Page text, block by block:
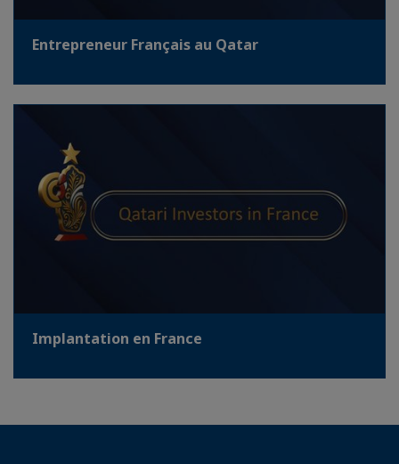
Entrepreneur Français au Qatar
Implantation en France